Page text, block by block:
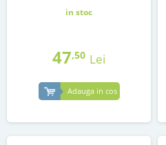
in stoc
47,50 Lei
Adauga in cos